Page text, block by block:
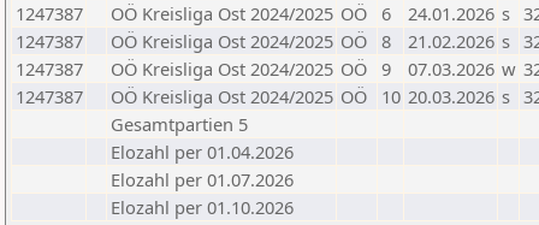
1247387
OÖ Kreisliga Ost 2024/2025 OÖ 6 24.01.2026 s
1247387
OÖ Kreisliga Ost 2024/2025 OÖ 8 21.02.2026 s
1247387
OÖ Kreisliga Ost 2024/2025 OÖ 9 07.03.2026 w
1247387
OÖ Kreisliga Ost 2024/2025 OÖ 10 20.03.2026 s
Gesamtpartien 5
Elozahl per 01.04.2026
Elozahl per 01.07.2026
Elozahl per 01.10.2026